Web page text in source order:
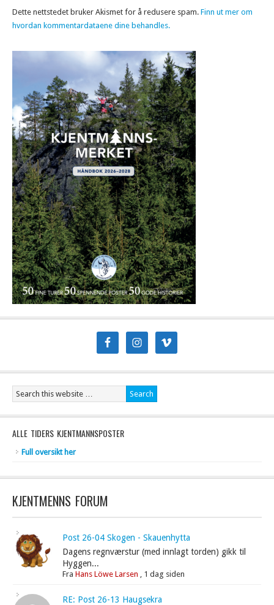
Dette nettstedet bruker Akismet for å redusere spam. Finn ut mer om
hvordan kommentardataene dine behandles.
ALLE TIDERS KJENTMANNSPOSTER
Full oversikt her
KJENTMENNS FORUM
Post 26-04 Skogen - Skauenhytta
Dagens regnværstur (med innlagt torden) gikk til
Hyggen...
FraHans Löwe Larsen , 1 dag siden
RE: Post 26-13 Haugsekra